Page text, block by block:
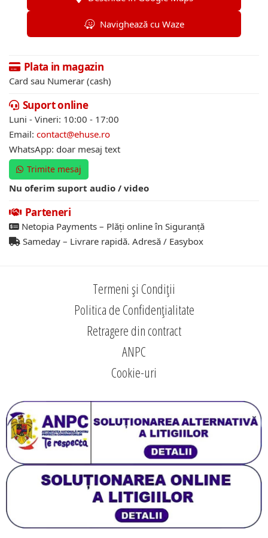
Navighează cu Waze
Plata in magazin
Card sau Numerar (cash)
Suport online
Luni - Vineri: 10:00 - 17:00
Email: contact@ehuse.ro
WhatsApp: doar mesaj text
Trimite mesaj
Nu oferim suport audio / video
Parteneri
Netopia Payments – Plăți online în Siguranță
Sameday – Livrare rapidă. Adresă / Easybox
Termeni și Condiții
Politica de Confidențialitate
Retragere din contract
ANPC
Cookie-uri